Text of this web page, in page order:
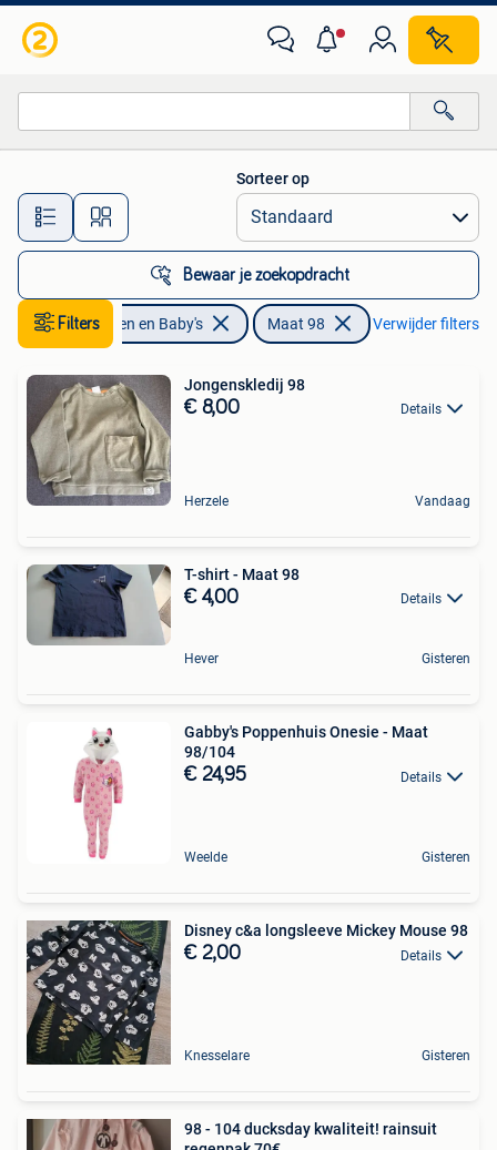
Alle afstanden…
Sorteer op
Bewaar je zoekopdracht
Filters
Kinderen en Baby's Maat 98 Verwijder filters
Jongenskledij 98
€ 8,00 Details
Herzele Vandaag
T-shirt - Maat 98
€ 4,00 Details
Hever Gisteren
Gabby's Poppenhuis Onesie - Maat
98/104
€ 24,95 Details
Weelde Gisteren
Disney c&a longsleeve Mickey Mouse 98
€ 2,00 Details
Knesselare Gisteren
98 - 104 ducksday kwaliteit! rainsuit